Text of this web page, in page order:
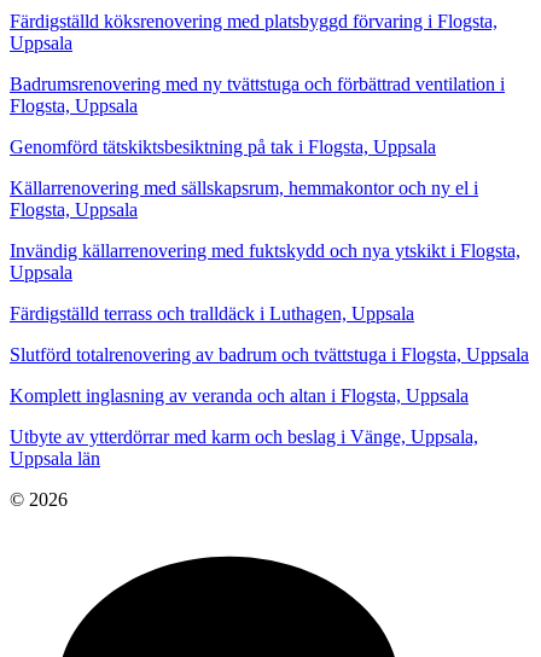
Färdigställd köksrenovering med platsbyggd förvaring i Flogsta,
Uppsala
Badrumsrenovering med ny tvättstuga och förbättrad ventilation i
Flogsta, Uppsala
Genomförd tätskiktsbesiktning på tak i Flogsta, Uppsala
Källarrenovering med sällskapsrum, hemmakontor och ny el i
Flogsta, Uppsala
Invändig källarrenovering med fuktskydd och nya ytskikt i Flogsta,
Uppsala
Färdigställd terrass och tralldäck i Luthagen, Uppsala
Slutförd totalrenovering av badrum och tvättstuga i Flogsta, Uppsala
Komplett inglasning av veranda och altan i Flogsta, Uppsala
Utbyte av ytterdörrar med karm och beslag i Vänge, Uppsala,
Uppsala län
© 2026